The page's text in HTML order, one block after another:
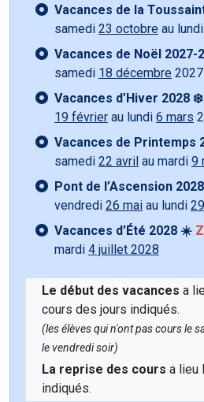
Vacances de la
samedi 23 octobre au lundi
Vacances de Noël 2027-
samedi 18 décembre
Vacances d’Hiver 2028 ❄️
19 février au lundi 6 mars
Vacances de Printemps
samedi 22 avril au mardi 9
Pont de l’Ascension
vendredi 26 mai au lundi
Vacances d’Été 2028 ☀️
mardi 4 juillet 2028
Le début des vacances a
cours des jours indiqués.
(les élèves qui n'ont pas cours le
le vendredi soir)
La reprise des cours a lieu
indiqués.